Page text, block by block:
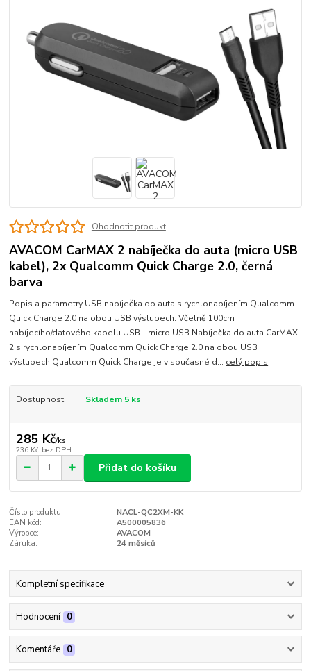
Ohodnotit produkt
AVACOM CarMAX 2 nabíječka do auta (micro USB
kabel), 2x Qualcomm Quick Charge 2.0, černá
barva
Popis a parametry USB nabíječka do auta s rychlonabíjením Qualcomm
Quick Charge 2.0 na obou USB výstupech. Včetně 100cm
nabíjecího/datového kabelu USB - micro USB.Nabíječka do auta CarMAX
2 s rychlonabíjením Qualcomm Quick Charge 2.0 na obou USB
výstupech.Qualcomm Quick Charge je v současné d... celý popis
Dostupnost Skladem 5 ks
285 Kč/ks
236 Kč bez DPH
Přidat do košíku
Číslo produktu:
NACL-QC2XM-KK
EAN kód:
A500005836
Výrobce:
AVACOM
Záruka:
24 měsíců
Kompletní specifikace
Hodnocení 0
Komentáře 0